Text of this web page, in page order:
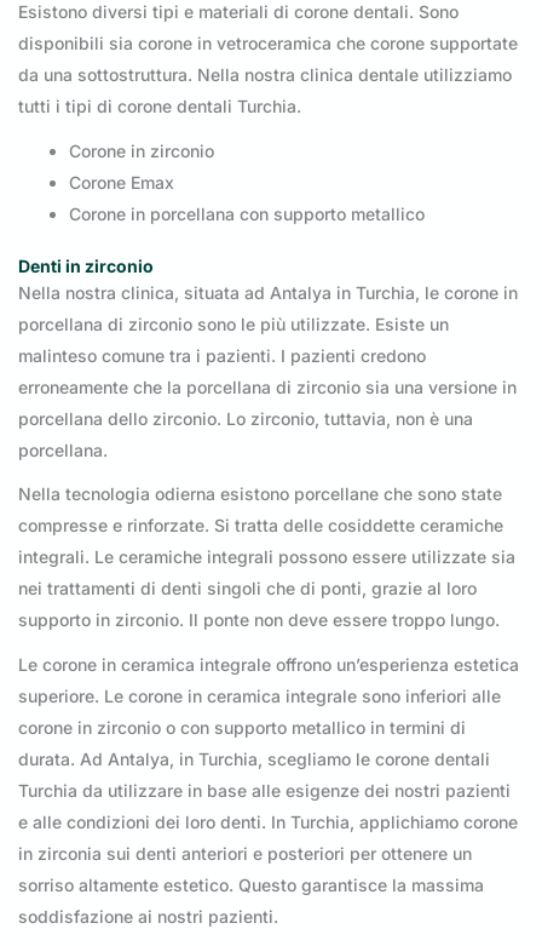
Esistono diversi tipi e materiali di corone dentali. Sono
disponibili sia corone in vetroceramica che corone supportate
da una sottostruttura. Nella nostra clinica dentale utilizziamo
tutti i tipi di corone dentali Turchia.
Corone in zirconio
Corone Emax
Corone in porcellana con supporto metallico
Denti in zirconio
Nella nostra clinica, situata ad Antalya in Turchia, le corone in
porcellana di zirconio sono le più utilizzate. Esiste un
malinteso comune tra i pazienti. I pazienti credono
erroneamente che la porcellana di zirconio sia una versione in
porcellana dello zirconio. Lo zirconio, tuttavia, non è una
porcellana.
Nella tecnologia odierna esistono porcellane che sono state
compresse e rinforzate. Si tratta delle cosiddette ceramiche
integrali. Le ceramiche integrali possono essere utilizzate sia
nei trattamenti di denti singoli che di ponti, grazie al loro
supporto in zirconio. Il ponte non deve essere troppo lungo.
Le corone in ceramica integrale offrono un’esperienza estetica
superiore. Le corone in ceramica integrale sono inferiori alle
corone in zirconio o con supporto metallico in termini di
durata. Ad Antalya, in Turchia, scegliamo le corone dentali
Turchia da utilizzare in base alle esigenze dei nostri pazienti
e alle condizioni dei loro denti. In Turchia, applichiamo corone
in zirconia sui denti anteriori e posteriori per ottenere un
sorriso altamente estetico. Questo garantisce la massima
soddisfazione ai nostri pazienti.